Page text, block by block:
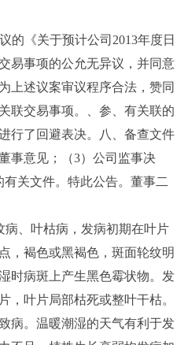
《关于预计公司2013年度日
易事项的公允无异议，并同意
上述议案审议程序合法，赞同
联交易事项。、参、有关联的
行了回避表决。八、备查文件
事意见；（3）公司监事决
关文件。特此公告。董事二
、叶枯病，发病初期在叶片
，褐色或黑褐色，斑面轮纹明
时病斑上产生黑色霉状物。发
，叶片局部枯死或整叶干枯。
病。温暖潮湿的天气有利于发